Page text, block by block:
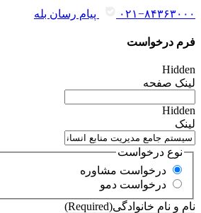
۰۲۱−۸۴۳۶۳۰۰۰ پیام رسان بله
فرم درخواست
Hidden
لینک صفحه
Hidden
لینک
نوع درخواست
درخواست مشاوره
درخواست دمو
نام و نام خانوادگی(Required)